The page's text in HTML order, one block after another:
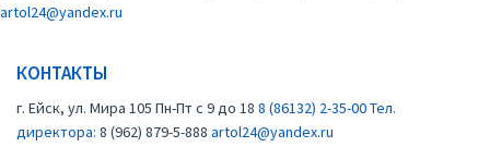
artol24@yandex.ru
КОНТАКТЫ
г. Ейск, ул. Мира 105 Пн-Пт с 9 до 18 8 (86132) 2-35-00Тел.
директора: 8 (962) 879-5-888 artol24@yandex.ru